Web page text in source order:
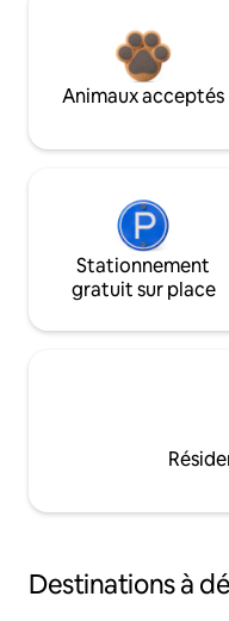
Animaux acceptés
Stationnement
gratuit sur place
Destinations à